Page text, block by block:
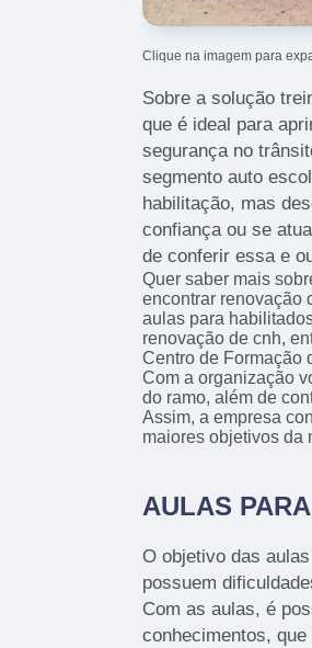
Clique na imagem para
Sobre a solução
que é ideal para
segurança no
segmento auto
habilitação, mas
confiança ou se
de conferir essa e
Quer saber mais
encontrar renovação
aulas para
renovação de cnh,
Centro de Formação
Com a organização
do ramo, além de
Assim, a empresa
maiores objetivos da
AULAS
O objetivo das
possuem
Com as aulas, é
conhecimentos,